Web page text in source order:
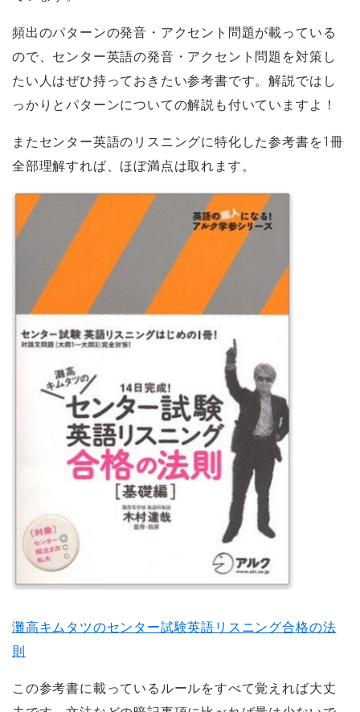
頻出のパターンの発音・アクセント問題が載っている
ので、センター英語の発音・アクセント問題を対策し
たい人はぜひ持っておきたい参考書です。解説ではし
っかりとパターンについての解説も付いていますよ！
またセンター英語のリスニングに特化した参考書を1冊
全部理解すれば、ほぼ満点は取れます。
灘高キムタツのセンター試験英語リスニング合格の法
則
この参考書に載っているルールをすべて覚えれば大丈